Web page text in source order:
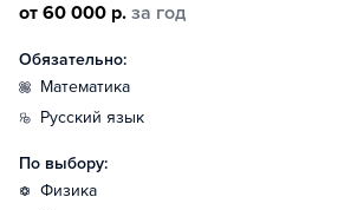
от 60 000 р. за год
Обязательно:
математика
русский язык
По выбору:
физика